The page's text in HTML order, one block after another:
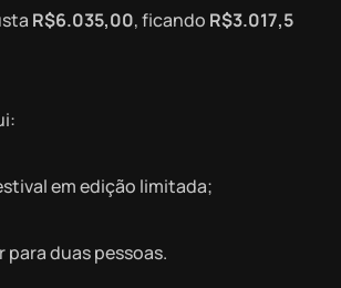
R$6.035,00, ficando R$3.017,5
em edição limitada;
para duas pessoas.